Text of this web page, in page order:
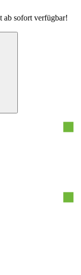
ab sofort verfügbar!